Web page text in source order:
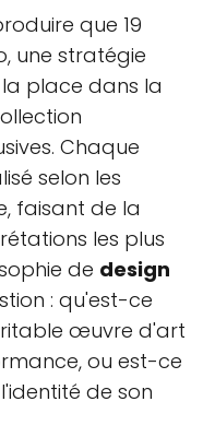
que 19
une stratégie
place dans la
Chaque
selon les
faisant de la
les plus
de design
: qu'est-ce
œuvre d'art
ou est-ce
de son